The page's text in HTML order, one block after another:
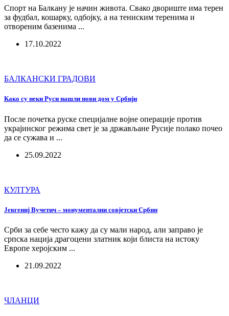
Спорт на Балкану је начин живота. Свако двориште има терен
за фудбал, кошарку, одбојку, а на тениским теренима и
отвореним базенима ...
17.10.2022
БАЛКАНСКИ ГРАДОВИ
Како су неки Руси нашли нови дом у Србији
После почетка руске специјалне војне операције против
украјинског режима свет је за држављане Русије полако почео
да се сужава и ...
25.09.2022
КУЛТУРА
Јевгениј Вучетич – монументални совјетски Србин
Срби за себе често кажу да су мали народ, али заправо је
српска нација драгоцени златник који блиста на истоку
Европе херојским ...
21.09.2022
ЧЛАНЦИ